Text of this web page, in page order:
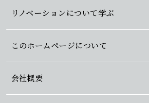
リノベーションについて学ぶ
このホームページについて
会社概要